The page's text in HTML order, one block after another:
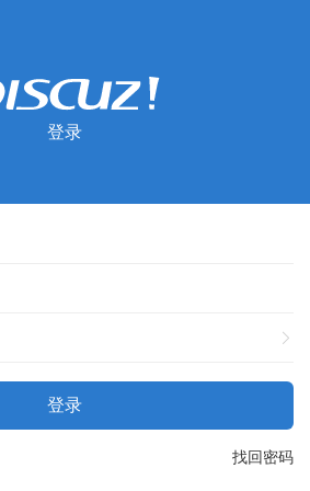
登录
登录
找回密码